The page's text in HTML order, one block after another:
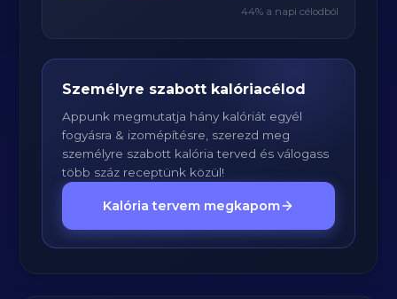
44% a napi célodból
Személyre szabott kalóriacélod
Appunk megmutatja hány kalóriát egyél
fogyásra & izomépítésre, szerezd meg
személyre szabott kalória terved és válogass
több száz receptünk közül!
Kalória tervem megkapom